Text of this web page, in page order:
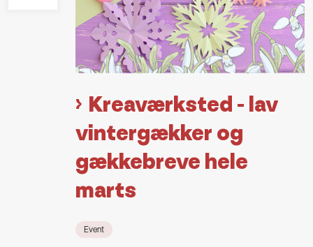
Kreaværksted - lav
vintergækker og
gækkebreve hele
marts
Event